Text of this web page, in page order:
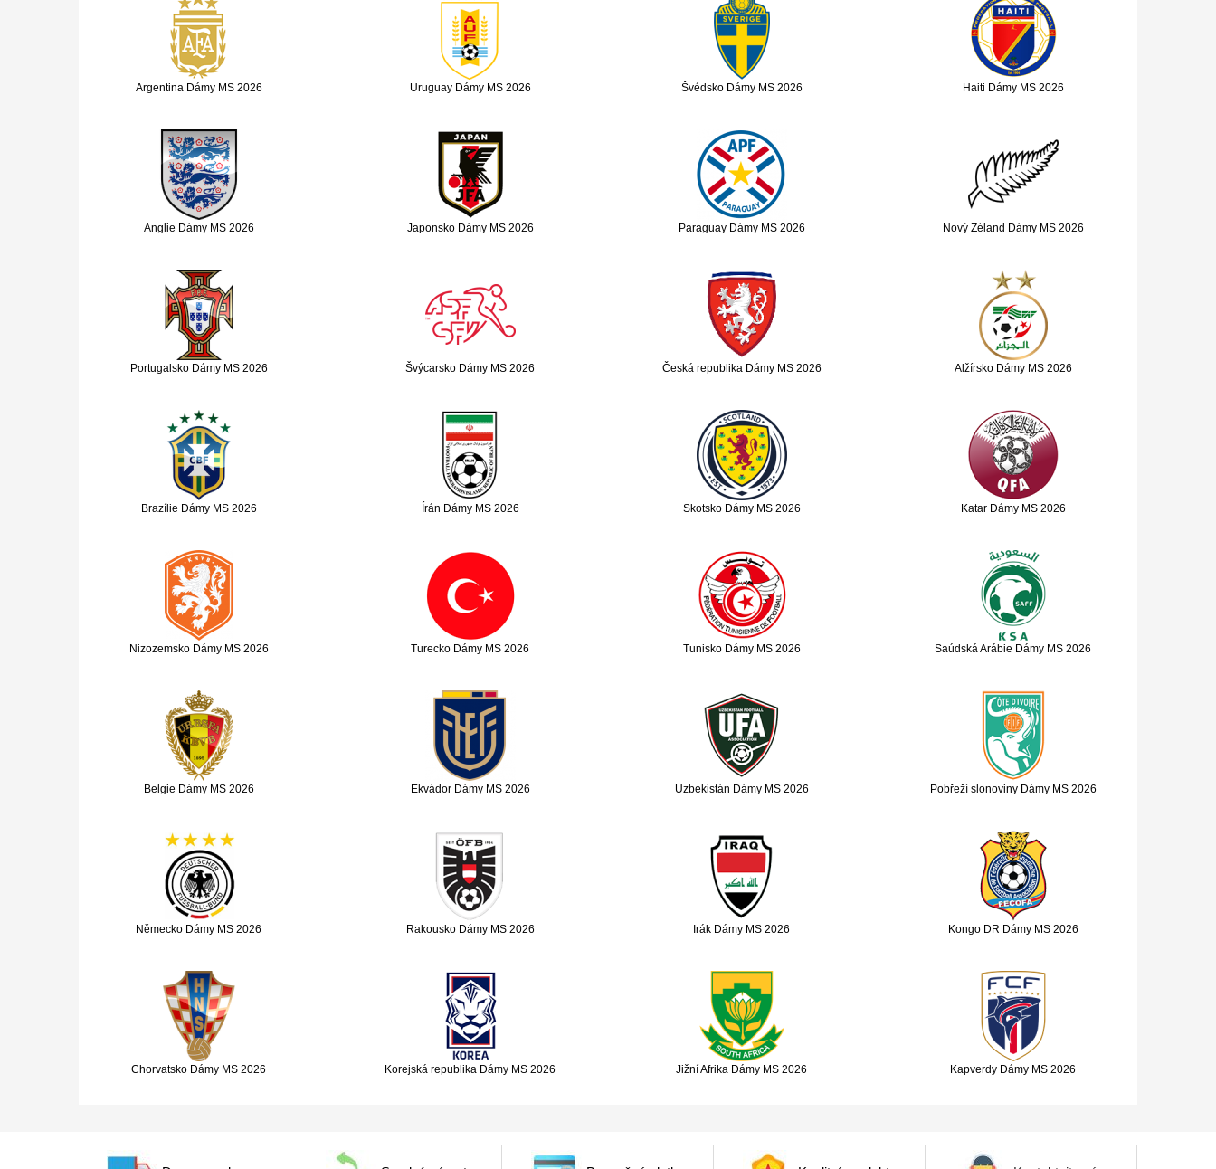
Argentina Dámy MS 2026
Anglie Dámy MS 2026
Portugalsko Dámy MS 2026
Brazílie Dámy MS 2026
Nizozemsko Dámy MS 2026
Belgie Dámy MS 2026
Německo Dámy MS 2026
Chorvatsko Dámy MS 2026
Uruguay Dámy MS 2026
Japonsko Dámy MS 2026
Švýcarsko Dámy MS 2026
Írán Dámy MS 2026
Turecko Dámy MS 2026
Ekvádor Dámy MS 2026
Rakousko Dámy MS 2026
Korejská republika Dámy MS 2026
Švédsko Dámy MS 2026
Paraguay Dámy MS 2026
Česká republika Dámy MS 2026
Skotsko Dámy MS 2026
Tunisko Dámy MS 2026
Uzbekistán Dámy MS 2026
Irák Dámy MS 2026
Jižní Afrika Dámy MS 2026
Haiti Dámy MS 2026
Nový Zéland Dámy MS 2026
Alžírsko Dámy MS 2026
Katar Dámy MS 2026
Saúdská Arábie Dámy MS 2026
Pobřeží slonoviny Dámy MS 2026
Kongo DR Dámy MS 2026
Kapverdy Dámy MS 2026